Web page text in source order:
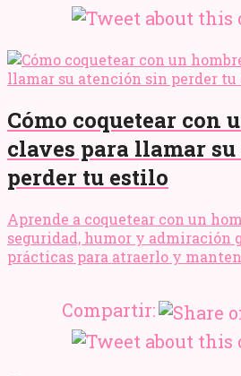
Cómo coquetear con
claves para llamar
perder tu estilo
Aprende a coquetear con un
seguridad, humor y admiración
prácticas para atraerlo y
Compartir: